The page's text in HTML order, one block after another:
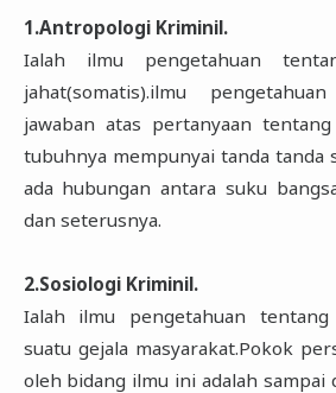
1.Antropologi Kriminil.
Ialah ilmu pengetahuan
jahat(somatis).ilmu
jawaban atas pertanyaan
tubuhnya mempunyai tanda tanda
ada hubungan antara suku
dan seterusnya.
2.Sosiologi Kriminil.
Ialah ilmu pengetahuan tentang
suatu gejala masyarakat.Pokok
oleh bidang ilmu ini adalah sampai